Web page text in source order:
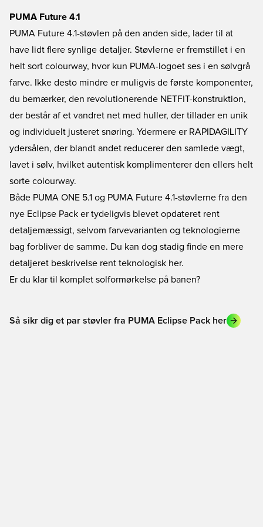
PUMA Future 4.1
PUMA Future 4.1-støvlen på den anden side, lader til at
have lidt flere synlige detaljer. Støvlerne er fremstillet i en
helt sort colourway, hvor kun PUMA-logoet ses i en sølvgrå
farve. Ikke desto mindre er muligvis de første komponenter,
du bemærker, den revolutionerende NETFIT-konstruktion,
der består af et vandret net med huller, der tillader en unik
og individuelt justeret snøring. Ydermere er RAPIDAGILITY
ydersålen, der blandt andet reducerer den samlede vægt,
lavet i sølv, hvilket autentisk komplimenterer den ellers helt
sorte colourway.
Både PUMA ONE 5.1 og PUMA Future 4.1-støvlerne fra den
nye Eclipse Pack er tydeligvis blevet opdateret rent
detaljemæssigt, selvom farvevarianten og teknologierne
bag forbliver de samme. Du kan dog stadig finde en mere
detaljeret beskrivelse rent teknologisk her.
Er du klar til komplet solformørkelse på banen?
Så sikr dig et par støvler fra PUMA Eclipse Pack her